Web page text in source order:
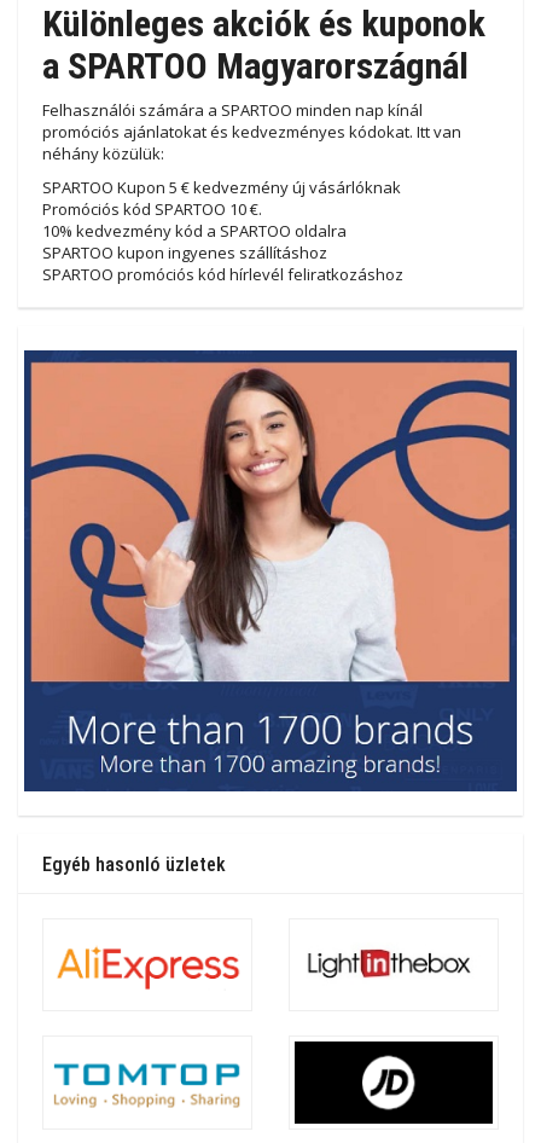
Különleges akciók és kuponok
a SPARTOO Magyarországnál
Felhasználói számára a SPARTOO minden nap kínál
promóciós ajánlatokat és kedvezményes kódokat. Itt van
néhány közülük:
SPARTOO Kupon 5 € kedvezmény új vásárlóknak
Promóciós kód SPARTOO 10 €.
10% kedvezmény kód a SPARTOO oldalra
SPARTOO kupon ingyenes szállításhoz
SPARTOO promóciós kód hírlevél feliratkozáshoz
Egyéb hasonló üzletek